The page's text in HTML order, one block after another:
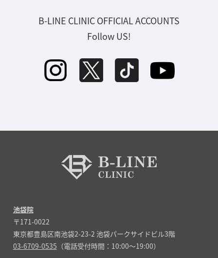
B-LINE CLINIC OFFICIAL ACCOUNTS
Follow US!
池袋院
〒171-0022
東京都豊島区南池袋2-23-2 池袋パークサイドビル3階
03-6709-0535 （電話受付時間：10:00～19:00）